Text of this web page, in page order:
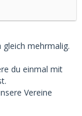
an 8
Das
Bewertungen
mit
mehrmalig.
du einmal mit
Vereine